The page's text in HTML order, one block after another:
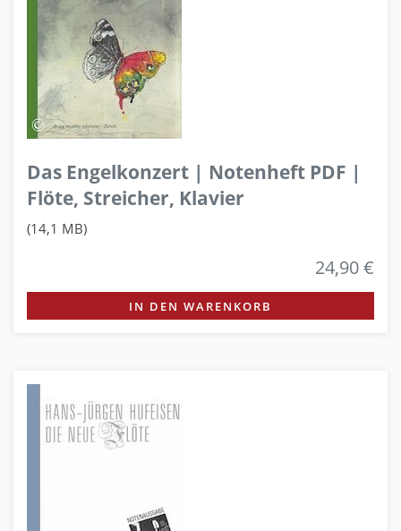
Das Engelkonzert | Notenheft PDF |
Flöte, Streicher, Klavier
(14,1 MB)
24,90 €
IN DEN WARENKORB